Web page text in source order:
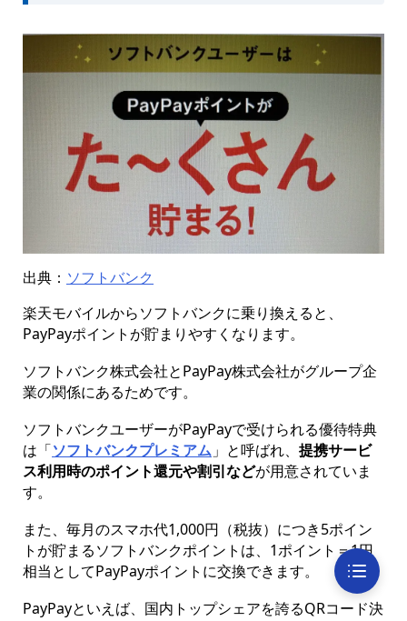
出典： ソフトバンク
楽天モバイルからソフトバンクに乗り換えると、
PayPayポイントが貯まりやすくなります。
ソフトバンク株式会社とPayPay株式会社がグループ企
業の関係にあるためです。
ソフトバンクユーザーがPayPayで受けられる優待特典
は「ソフトバンクプレミアム」と呼ばれ、 提携サービ
ス利用時のポイント還元や割引などが用意されていま
す。
また、毎月のスマホ代1,000円（税抜）につき5ポイン
トが貯まるソフトバンクポイントは、1ポイント＝1円
相当としてPayPayポイントに交換できます。
PayPayといえば、国内トップシェアを誇るQRコード決